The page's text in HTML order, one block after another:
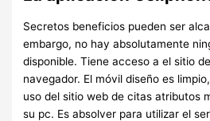
Secretos beneficios pueden ser
embargo, no hay absolutamente
disponible. Tiene acceso a el sitio
navegador. El móvil diseño es
uso del sitio web de citas atributos
su pc. Es absolver para utilizar el